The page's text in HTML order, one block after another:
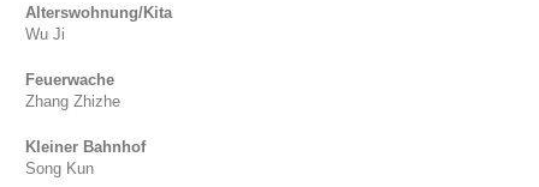
Alterswohnung/Kita
Wu Ji
Feuerwache
Zhang Zhizhe
Kleiner Bahnhof
Song Kun